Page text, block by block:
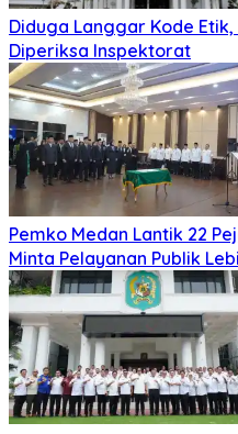
Diduga Langgar Kode Etik,
Diperiksa Inspektorat
Pemko Medan Lantik 22
Minta Pelayanan Publik